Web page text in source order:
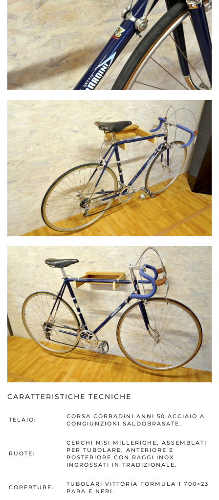
CARATTERISTICHE TECNICHE
TELAIO:
CORSA CORRADINI ANNI 50 ACCIAIO A
CONGIUNZIONI SALDOBRASATE.
RUOTE:
CERCHI NISI MILLERIGHE, ASSEMBLATI
PER TUBOLARE, ANTERIORE E
POSTERIORE CON RAGGI INOX
INGROSSATI IN TRADIZIONALE.
COPERTURE:
TUBOLARI VITTORIA FORMULA 1 700×23
PARA E NERI.